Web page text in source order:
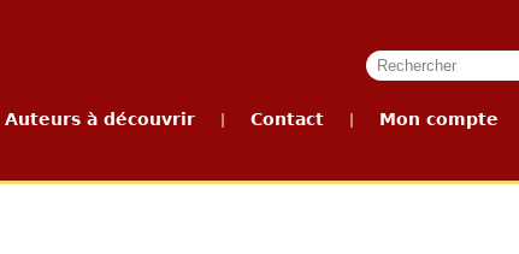
Auteurs à découvrir Contact Mon compte